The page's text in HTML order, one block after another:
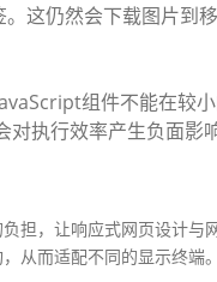
这仍然会下载图片到
组件不能在较
执行效率产生负面影响
担，让响应式网页设计与
从而适配不同的显示终端。